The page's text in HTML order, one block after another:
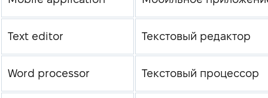
Text editor Текстовый редактор
Word processor Текстовый процессор